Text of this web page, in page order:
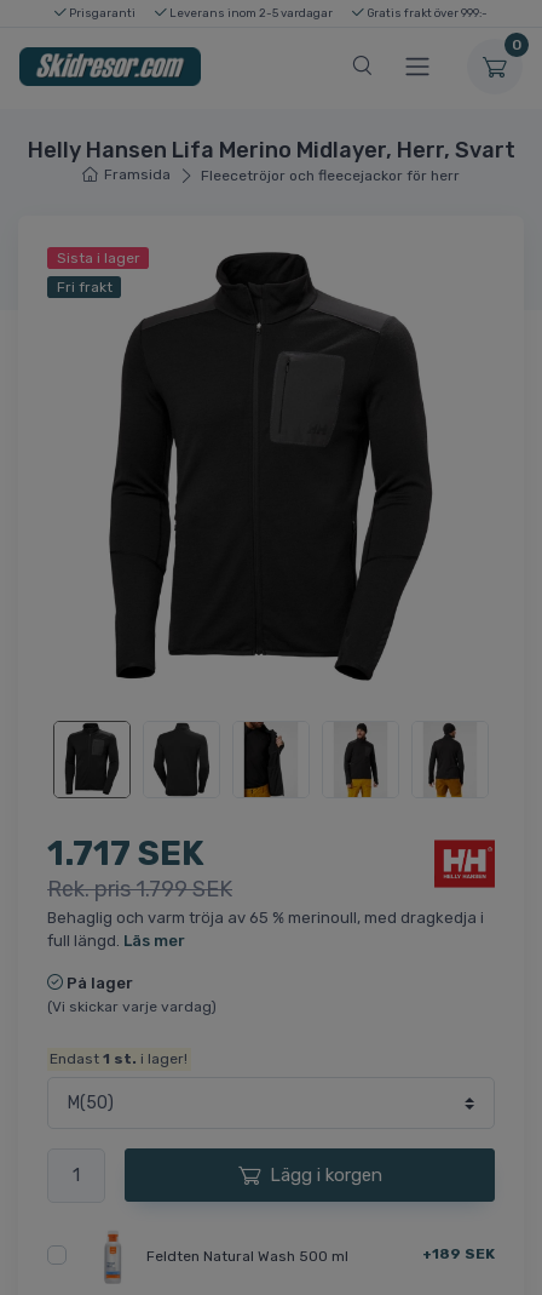
Prisgaranti Leverans inom 2-5 vardagar Gratis frakt över 999:-
0
Helly Hansen Lifa Merino Midlayer, Herr, Svart
Framsida Fleecetröjor och fleecejackor för herr
Sista i lager
Fri frakt
1.717 SEK
Rek. pris 1.799 SEK
Behaglig och varm tröja av 65 % merinoull, med dragkedja i
full längd. Läs mer
På lager
(Vi skickar varje vardag)
Endast1 st. i lager!
Lägg i korgen
Feldten Natural Wash 500 ml +189 SEK